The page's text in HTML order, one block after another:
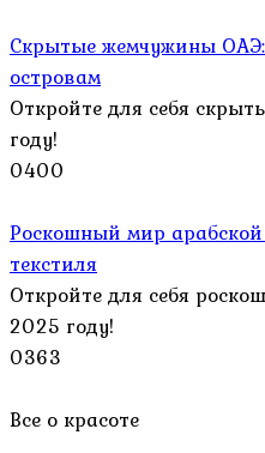
Скрытые жемчужины
островам
Откройте для себя
году!
0400
Роскошный мир
текстиля
Откройте для себя
2025 году!
0363
Все о красоте